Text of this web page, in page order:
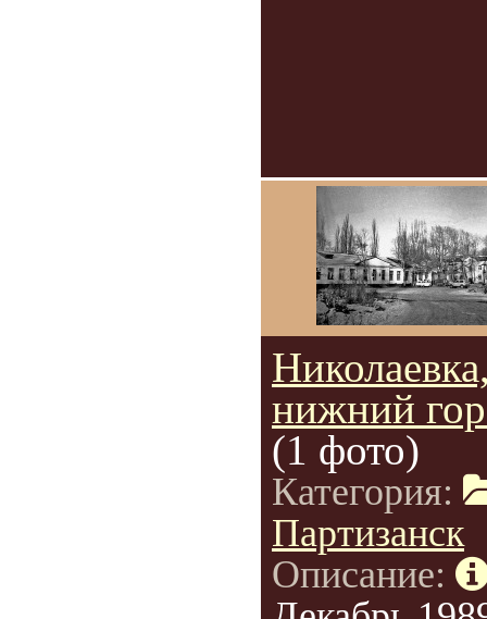
нижний
(1 фото)
Категория:
Партизанск
Описание: